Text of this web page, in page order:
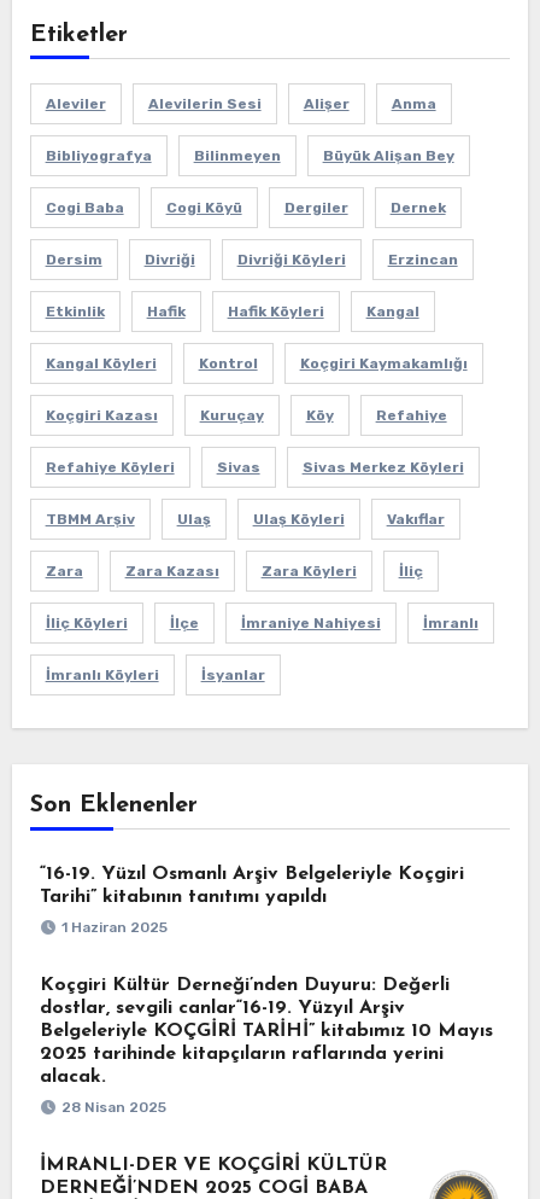
Etiketler
Aleviler Alevilerin Sesi Alişer Anma
Bibliyografya Bilinmeyen Büyük Alişan Bey
Cogi Baba Cogi Köyü Dergiler Dernek
Dersim Divriği Divriği Köyleri Erzincan
Etkinlik Hafik Hafik Köyleri Kangal
Kangal Köyleri Kontrol Koçgiri Kaymakamlığı
Koçgiri Kazası Kuruçay Köy Refahiye
Refahiye Köyleri Sivas Sivas Merkez Köyleri
TBMM Arşiv Ulaş Ulaş Köyleri Vakıflar
Zara Zara Kazası Zara Köyleri İliç
İliç Köyleri İlçe İmraniye Nahiyesi İmranlı
İmranlı Köyleri İsyanlar
Son Eklenenler
“16-19. Yüzıl Osmanlı Arşiv Belgeleriyle Koçgiri
Tarihi” kitabının tanıtımı yapıldı
1 Haziran 2025
Koçgiri Kültür Derneği’nden Duyuru: Değerli
dostlar, sevgili canlar“16-19. Yüzyıl Arşiv
Belgeleriyle KOÇGİRİ TARİHİ” kitabımız 10 Mayıs
2025 tarihinde kitapçıların raflarında yerini
alacak.
28 Nisan 2025
İMRANLI-DER VE KOÇGİRİ KÜLTÜR
DERNEĞİ’NDEN 2025 COGİ BABA